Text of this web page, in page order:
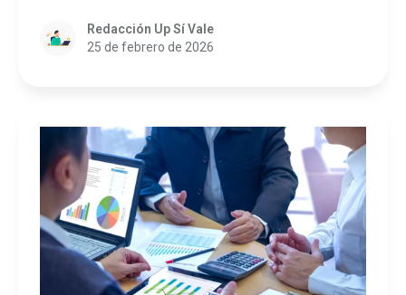
Redacción Up Sí Vale
25 de febrero de 2026